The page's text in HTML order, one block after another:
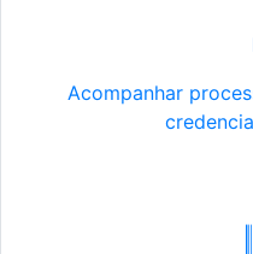
Acompanhar